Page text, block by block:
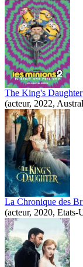
The King's Daughter
(acteur, 2022,
La Chronique des
(acteur, 2020, Etats-